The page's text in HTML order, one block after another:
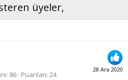
üyeler,
28 Ara 2020
86 Puanları 24